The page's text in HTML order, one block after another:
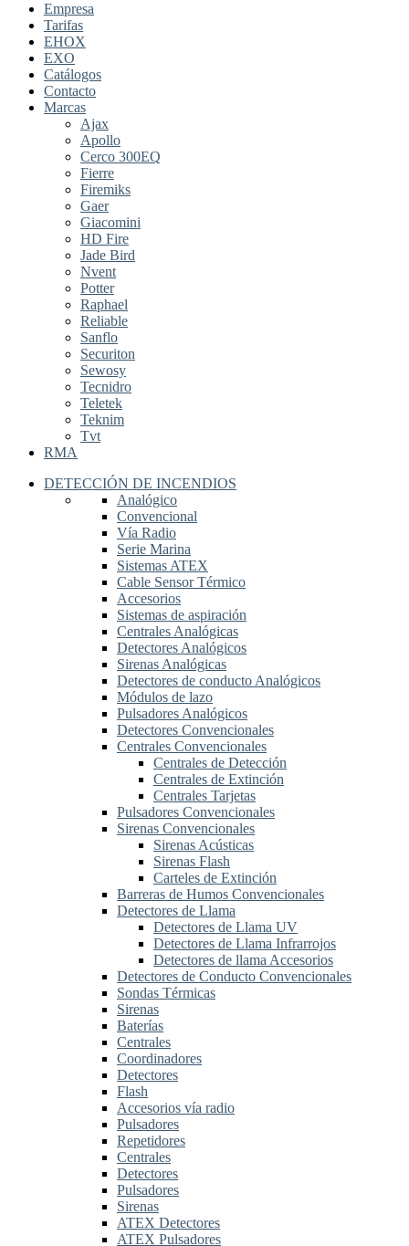
Empresa
Tarifas
EHOX
EXO
Catálogos
Contacto
Marcas
Ajax
Apollo
Cerco 300EQ
Fierre
Firemiks
Gaer
Giacomini
HD Fire
Jade Bird
Nvent
Potter
Raphael
Reliable
Sanflo
Securiton
Sewosy
Tecnidro
Teletek
Teknim
Tvt
RMA
DETECCIÓN DE INCENDIOS
Analógico
Convencional
Vía Radio
Serie Marina
Sistemas ATEX
Cable Sensor Térmico
Accesorios
Sistemas de aspiración
Centrales Analógicas
Detectores Analógicos
Sirenas Analógicas
Detectores de conducto Analógicos
Módulos de lazo
Pulsadores Analógicos
Detectores Convencionales
Centrales Convencionales
Centrales de Detección
Centrales de Extinción
Centrales Tarjetas
Pulsadores Convencionales
Sirenas Convencionales
Sirenas Acústicas
Sirenas Flash
Carteles de Extinción
Barreras de Humos Convencionales
Detectores de Llama
Detectores de Llama UV
Detectores de Llama Infrarrojos
Detectores de llama Accesorios
Detectores de Conducto Convencionales
Sondas Térmicas
Sirenas
Baterías
Centrales
Coordinadores
Detectores
Flash
Accesorios vía radio
Pulsadores
Repetidores
Centrales
Detectores
Pulsadores
Sirenas
ATEX Detectores
ATEX Pulsadores